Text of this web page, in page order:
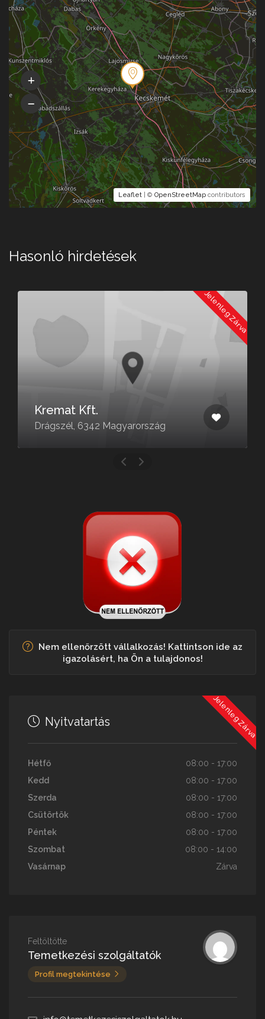
Leaflet | © OpenStreetMap contributors
Hasonló hirdetések
Jelenleg Zárva
Kremat Kft.
Drágszél, 6342 Magyarország
Nem ellenőrzött vállalkozás! Kattintson ide az
igazolásért, ha Ön a tulajdonos!
Jelenleg Zárva
Nyitvatartás
Hétfő
08:00 - 17:00
Kedd
08:00 - 17:00
Szerda
08:00 - 17:00
Csütörtök
08:00 - 17:00
Péntek
08:00 - 17:00
Szombat
08:00 - 14:00
Vasárnap
Zárva
Feltöltötte
Temetkezési szolgáltatók
Profil megtekintése